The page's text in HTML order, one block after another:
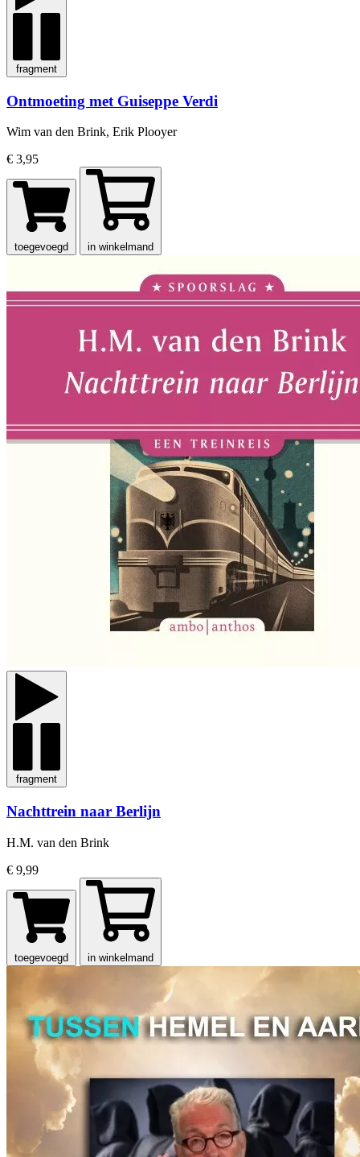
fragment
Ontmoeting met Guiseppe Verdi
Wim van den Brink, Erik Plooyer
€ 3,95
toegevoegd in winkelmand
fragment
Nachttrein naar Berlijn
H.M. van den Brink
€ 9,99
toegevoegd in winkelmand